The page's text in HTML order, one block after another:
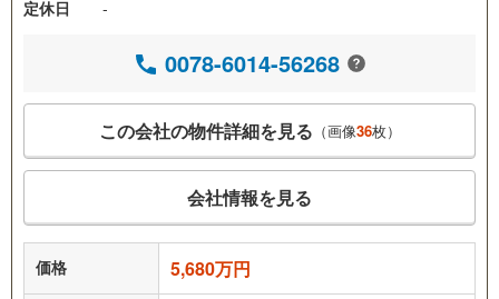
定休日
-
0078-6014-56268
この会社の物件詳細を見る （画像36枚）
会社情報を見る
価格 5,680万円